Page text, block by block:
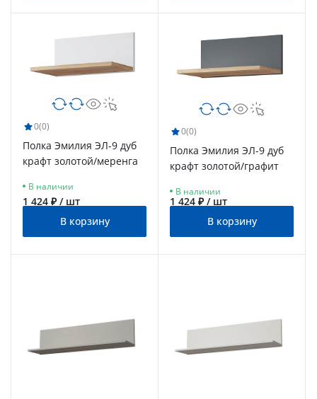
0(0)
Полка Эмилия ЭЛ-9 дуб
крафт золотой/меренга
В наличии
1 424 ₽ / шт
В корзину
0(0)
Полка Эмилия ЭЛ-9 дуб
крафт золотой/графит
В наличии
1 424 ₽ / шт
В корзину